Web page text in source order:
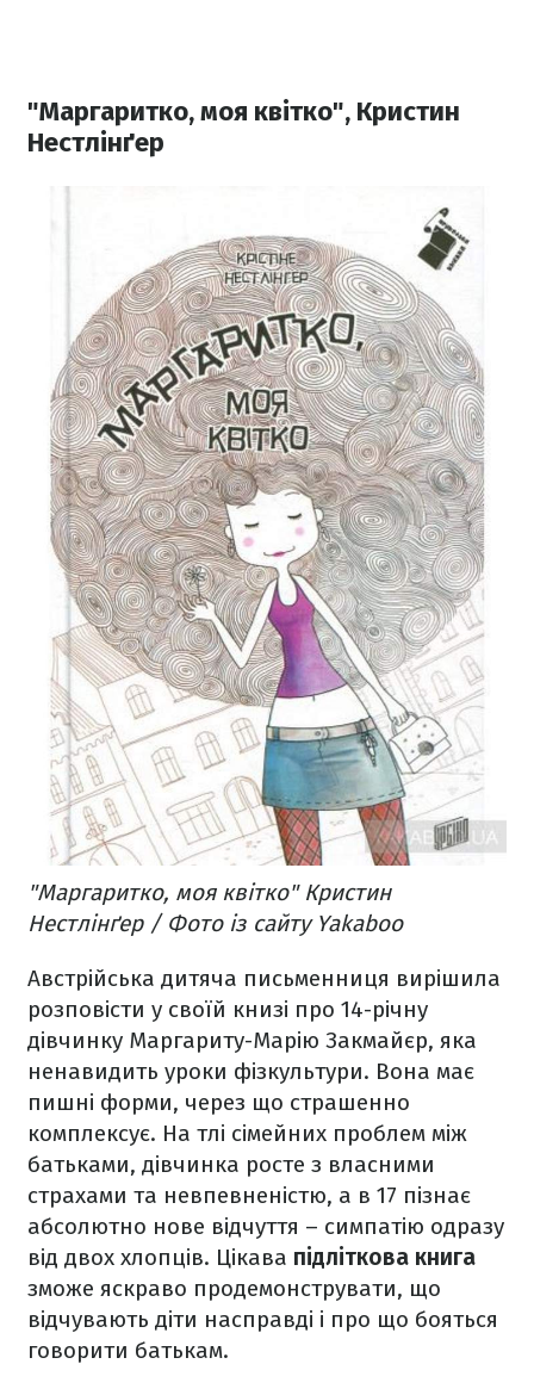
"Маргаритко, моя квітко", Кристин
Нестлінґер
"Маргаритко, моя квітко" Кристин
Нестлінґер / Фото із сайту Yakaboo
Австрійська дитяча письменниця вирішила
розповісти у своїй книзі про 14-річну
дівчинку Маргариту-Марію Закмайєр, яка
ненавидить уроки фізкультури. Вона має
пишні форми, через що страшенно
комплексує. На тлі сімейних проблем між
батьками, дівчинка росте з власними
страхами та невпевненістю, а в 17 пізнає
абсолютно нове відчуття – симпатію одразу
від двох хлопців. Цікава підліткова книга
зможе яскраво продемонструвати, що
відчувають діти насправді і про що бояться
говорити батькам.